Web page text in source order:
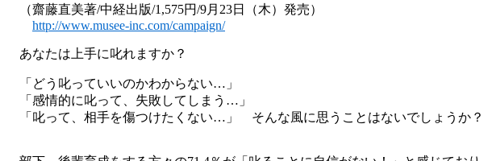
（齋藤直美著/中経出版/1,575円/9月23日（木）発売）
http://www.musee-inc.com/campaign/
あなたは上手に叱れますか？
「どう叱っていいのかわからない…」
「感情的に叱って、失敗してしまう…」
「叱って、相手を傷つけたくない…」 そんな風に思うことはないでしょうか？